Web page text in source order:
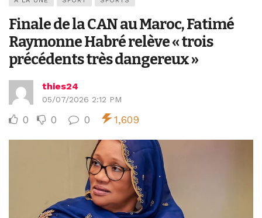
Finale de la CAN au Maroc, Fatimé
Raymonne Habré relève « trois
précédents très dangereux »
thies24
05/07/2026 2:12 PM
0 0 0 1,609